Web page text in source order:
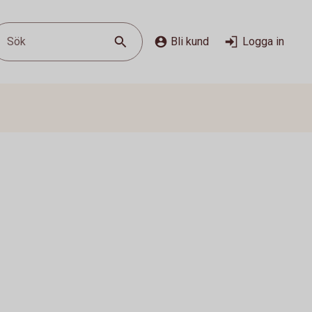
Sök Bli kund Logga in